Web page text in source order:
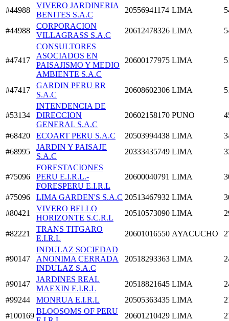
#44988
VIVERO JARDINERIA
BENITES S.A.C
20556941174 LIMA
#44988
CORPORACION
VILLAGRASS S.A.C
20612478326 LIMA
#47417
CONSULTORES
ASOCIADOS EN
PAISAJISMO Y MEDIO
AMBIENTE S.A.C
20600177975 LIMA
#47417
GARDIN PERU RR
S.A.C
20608602306 LIMA
#53134
INTENDENCIA DE
DIRECCION
GENERAL S.A.C
20602158170 PUNO
#68420 ECOART PERU S.A.C 20503994438 LIMA
#68995
JARDIN Y PAISAJE
S.A.C
20333435749 LIMA
#75096
FORESTACIONES
PERU E.I.R.L.-
FORESPERU E.I.R.L
20600040791 LIMA
#75096 LIMA GARDEN'S S.A.C 20513467932 LIMA
#80421
VIVERO BELLO
HORIZONTE S.C.R.L
20510573090 LIMA
#82221
TRANS TITGARO
E.I.R.L
20601016550 AYACUCHO
#90147
INDULAZ SOCIEDAD
ANONIMA CERRADA
INDULAZ S.A.C
20518293363 LIMA
#90147
JARDINES REAL
MAEXIN E.I.R.L
20518821645 LIMA
#99244
MONRUA E.I.R.L 20505363435 LIMA
#100169
BLOOSOMS OF PERU
20601210429 LIMA